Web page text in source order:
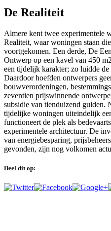
De Realiteit
Almere kent twee experimentele
Realiteit, waar woningen staan
voortgekomen. Een derde, De
Ontwerp op een kavel van 450
een tijdelijk karakter; zo luidde
Daardoor hoefden ontwerpers
bouwverordeningen,
zeventien prijswinnende
subsidie van tienduizend gulden.
tijdelijke woningen uiteindelijk
functioneert de plek als
experimentele architectuur. De
van energiebesparing,
gevonden, zijn nog volkomen
Deel dit op: